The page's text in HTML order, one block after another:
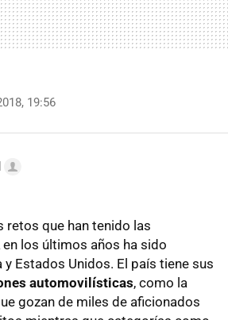
19:56
retos que han tenido las
en los últimos años ha sido
Estados Unidos. El país tiene sus
automovilísticas, como la
gozan de miles de aficionados